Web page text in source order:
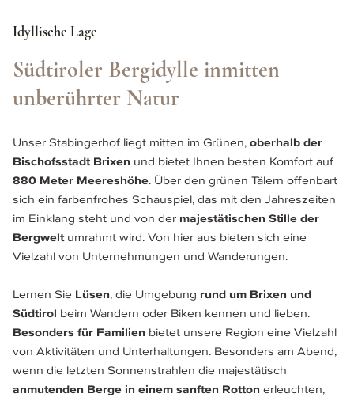
Idyllische Lage
Südtiroler Bergidylle inmitten
unberührter Natur
Unser Stabingerhof liegt mitten im Grünen, oberhalb der
Bischofsstadt Brixen und bietet Ihnen besten Komfort auf
880 Meter Meereshöhe. Über den grünen Tälern offenbart
sich ein farbenfrohes Schauspiel, das mit den Jahreszeiten
im Einklang steht und von der majestätischen Stille der
Bergwelt umrahmt wird. Von hier aus bieten sich eine
Vielzahl von Unternehmungen und Wanderungen.
Lernen Sie Lüsen, die Umgebung rund um Brixen und
Südtirol beim Wandern oder Biken kennen und lieben.
Besonders für Familien bietet unsere Region eine Vielzahl
von Aktivitäten und Unterhaltungen. Besonders am Abend,
wenn die letzten Sonnenstrahlen die majestätisch
anmutenden Berge in einem sanften Rotton erleuchten,